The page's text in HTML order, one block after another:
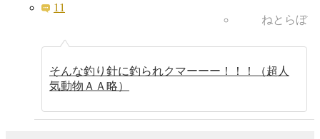
11
ねとらぼ
そんな釣り針に釣られクマーーー！！！（超人
気動物ＡＡ略）